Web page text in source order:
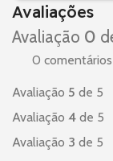
Avaliações
Avaliação 0
0 comentários
Avaliação 5 de 5
Avaliação 4 de 5
Avaliação 3 de 5